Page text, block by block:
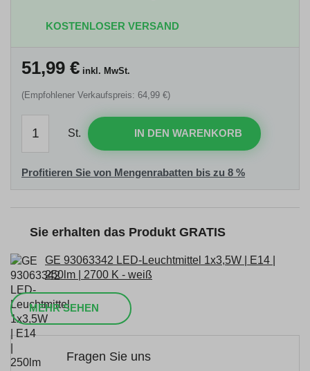
KOSTENLOSER VERSAND
51,99 € inkl. MwSt.
(Empfohlener Verkaufspreis: 64,99 €)
St. IN DEN WARENKORB
Profitieren Sie von Mengenrabatten bis zu 8 %
Sie erhalten das Produkt GRATIS
GE 93063342 LED-Leuchtmittel 1x3,5W | E14 |
250lm | 2700 K - weiß
MEHR SEHEN
Fragen Sie uns